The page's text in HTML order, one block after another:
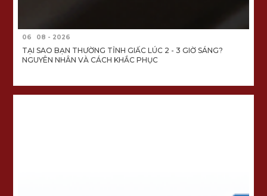
06 08 - 2026
TẠI SAO BẠN THƯỜNG TỈNH GIẤC LÚC 2 - 3 GIỜ SÁNG?
NGUYÊN NHÂN VÀ CÁCH KHẮC PHỤC